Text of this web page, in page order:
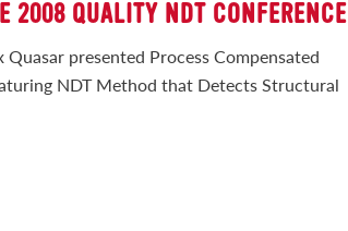
2008 QUALITY NDT CONFERENCE
presented Process Compensated
NDT Method that Detects Structural